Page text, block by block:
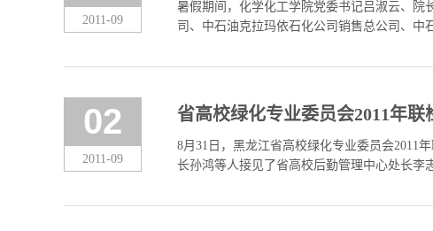
2011-09
暑假期间，化学化工学院党委书记吕淑云、院
司、中石油克拉玛依石化公司销售总公司、中
02
2011-09
省高校绿化专业委员会2011年
8月31日，黑龙江省高校绿化专业委员会2011
长孙鸿等人接见了省高校后勤管理中心处长李